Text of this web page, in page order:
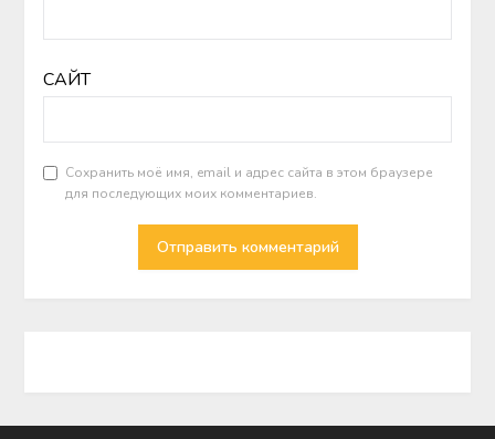
САЙТ
Сохранить моё имя, email и адрес сайта в этом браузере
для последующих моих комментариев.